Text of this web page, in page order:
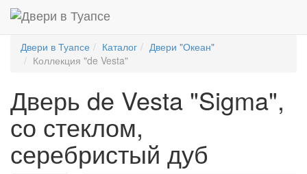
Двери в Туапсе Каталог
Двери "Океан"
Коллекция "de Vesta"
Дверь de Vesta "Sigma",
со стеклом,
серебристый дуб